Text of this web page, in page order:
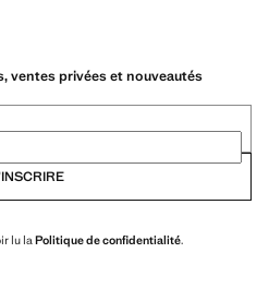
ventes privées et nouveautés
lu la Politique de confidentialité.